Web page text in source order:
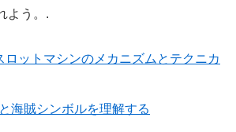
よう。.
ロットマシンのメカニズムとテクニカ
海賊シンボルを理解する